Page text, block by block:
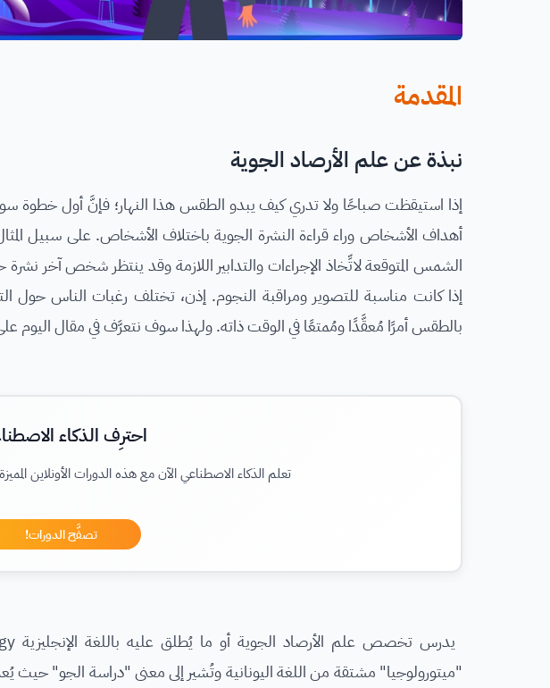
المقدمة
نبذة عن علم الأرصاد الجوية
إذا استيقظت صباحًا ولا تدري كيف يبدو الطقس هذا النهار؛ فإنَّ أول خطوة
أهداف الأشخاص وراء قراءة النشرة الجوية باختلاف الأشخاص. على سبيل
الشمس المتوقعة لاتِّخاذ الإجراءات والتدابير اللازمة وقد ينتظر شخص آخر
إذا كانت مناسبة للتصوير ومراقبة النجوم. إذن، تختلف رغبات الناس حول
بالطقس أمرًا مُعقَّدًا ومُمتعًا في الوقت ذاته. ولهذا سوف نتعرَّف في مقال اليوم
احترِف الذكاء
تعلم الذكاء الاصطناعي الآن مع هذه الدورات الأونلاين
تصفَّح الدورات!
"ميتورولوجيا" مشتقة من اللغة اليونانية وتُشير إلى معنى "دراسة الجو" حيث